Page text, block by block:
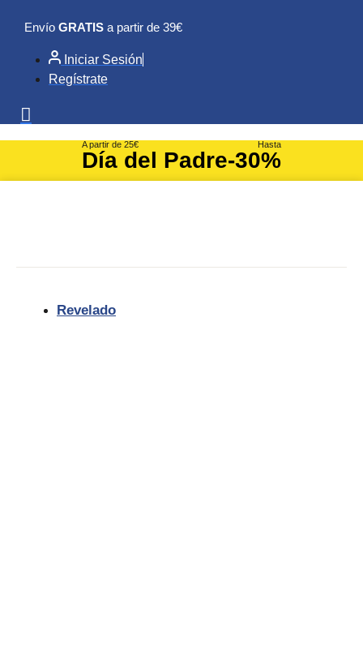
contenido
Envío GRATIS a partir de 39€
Iniciar Sesión
Regístrate
A partir de 25€
Día del Padre
Hasta
-30%
Revelado